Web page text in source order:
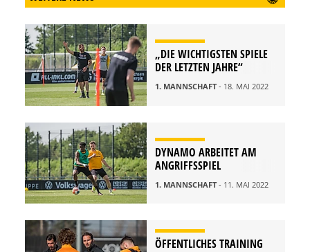
„DIE WICHTIGSTEN SPIELE
DER LETZTEN JAHRE“
1. MANNSCHAFT- 18. MAI 2022
DYNAMO ARBEITET AM
ANGRIFFSSPIEL
1. MANNSCHAFT- 11. MAI 2022
ÖFFENTLICHES TRAINING